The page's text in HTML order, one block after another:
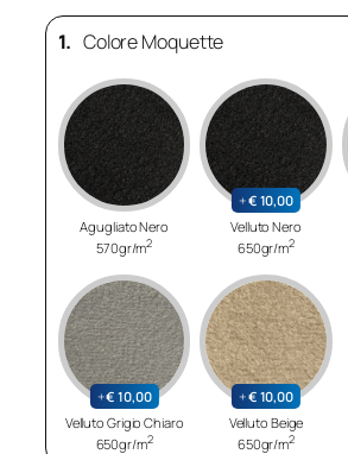
1. Colore Moquette
Agugliato Nero
570gr/m2
+€ 10,00
Velluto Nero
650gr/m2
+€ 10,00
Velluto Grigio Chiaro
650gr/m2
+€ 10,00
Velluto Beige
650gr/m2